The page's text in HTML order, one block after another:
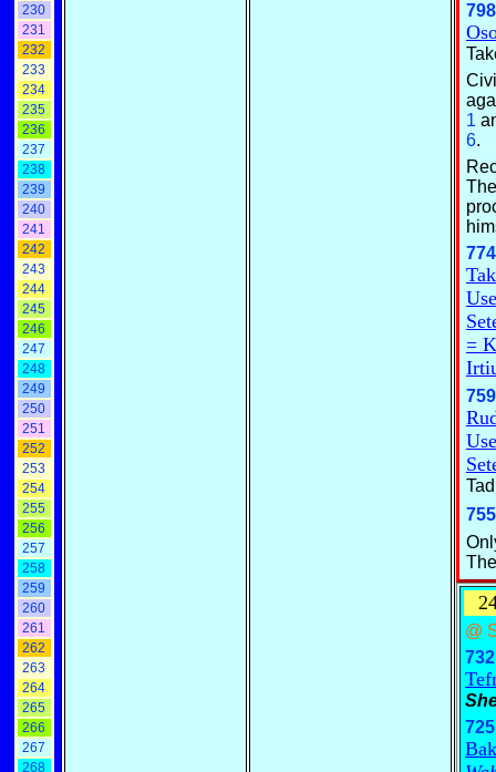
230
231
232
233
234
235
236
237
238
239
240
241
242
243
244
245
246
247
248
249
250
251
252
253
254
255
256
257
258
259
260
261
262
263
264
265
266
267
268
1
6.
=
@